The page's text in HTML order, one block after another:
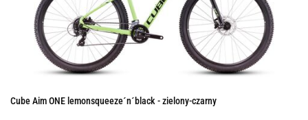
Cube Aim ONE lemonsqueeze´n´black - zielony-czarny